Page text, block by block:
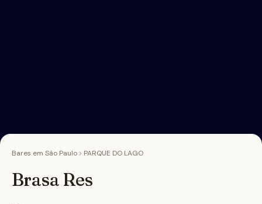
Bares em São Paulo PARQUE DO LAGO
Brasa Res